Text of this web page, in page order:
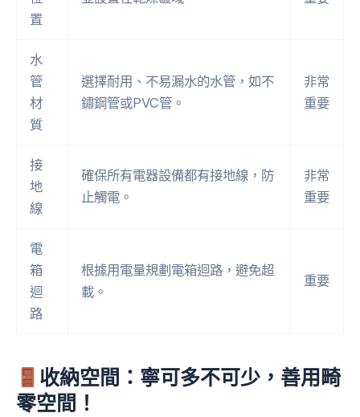
置
水
管
材
質
選擇耐用、不易漏水的水管，如不
鏽鋼管或PVC管。
非常
重要
接
地
線
確保所有電器設備都有接地線，防
止觸電。
非常
重要
電
箱
迴
路
根據用電量規劃電箱迴路，避免超
載。
重要
收納空間：寧可多不可少，善用畸
零空間！